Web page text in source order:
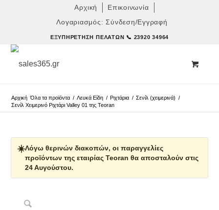
Αρχική
Επικοινωνία
Λογαριασμός: Σύνδεση/Εγγραφή
ΕΞΥΠΗΡΈΤΗΣΗ ΠΕΛΑΤΏΝ 📞 23920 34964
Αρχική Όλα τα προϊόντα / Λευκά Είδη / Ριχτάρια / Σενίλ (χειμερινά)
/
Σενίλ Χειμερινό Ριχτάρι Valley 01 της Teoran
☀️Λόγω θερινών διακοπών, οι παραγγελίες
προϊόντων της εταιρίας Teoran θα αποσταλούν στις
24 Αυγούστου.